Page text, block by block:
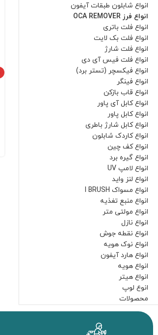
انواع شابلون طبقات آیفون
انواع فرز OCA REMOVER
انواع فلت باتری
انواع فلت بک لایت
انواع فلت شارژ
انواع فلت فیس آی دی
انواع فیکسچر (تستر برد)
انواع فینگر
انواع قاب بازکن
انواع کابل آی پاور
انواع کابل پاور
انواع کابل شارژ باطری
انواع کاردک شابلون
انواع کف چین
انواع گیره برد
انواع لامپ UV
انواع لنز واید
انواع مسواک I BRUSH
انواع منبع تغذیه
انواع مولتی متر
انواع نازل
انواع نقطه جوش
انواع نوک هویه
انواع هارد آیفون
انواع هویه
انواع هیتر
انوع لوپ
محصولات